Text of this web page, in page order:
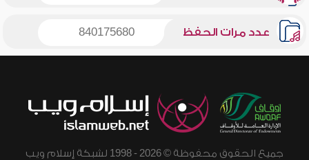
عدد مرات الحفظ 840175680
جميع الحقوق محفوظة © 2026 - 1998 لشبكة إسلام ويب